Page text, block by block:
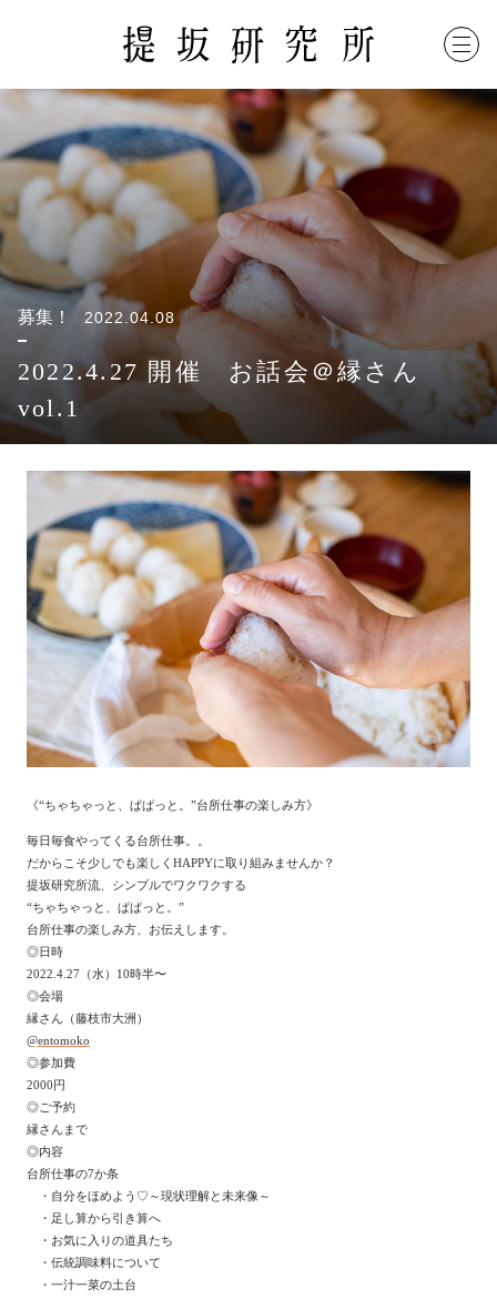
ス
ッ
募集！ 2022.04.08
2022.4.27 開催 お話会＠縁さん
vol.1
《“ちゃちゃっと、ぱぱっと。”台所仕事の楽しみ方》
毎日毎食やってくる台所仕事。。
だからこそ少しでも楽しくHAPPYに取り組みませんか？
提坂研究所流、シンプルでワクワクする
“ちゃちゃっと、ぱぱっと。”
台所仕事の楽しみ方、お伝えします。
◎日時
2022.4.27（水）10時半〜
◎会場
縁さん（藤枝市大洲）
@entomoko
◎参加費
2000円
◎ご予約
縁さんまで
◎内容
台所仕事の7か条
・自分をほめよう♡～現状理解と未来像～
・足し算から引き算へ
・お気に入りの道具たち
・伝統調味料について
・一汁一菜の土台